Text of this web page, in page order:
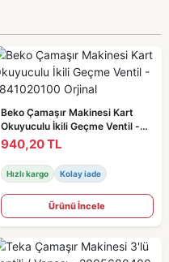
Beko Çamaşır Makinesi Kart
Okuyuculu İkili Geçme Ventil -
2841020100 Orjinal
940,20 TL
Hızlı kargo Kolay iade
Ürünü İncele